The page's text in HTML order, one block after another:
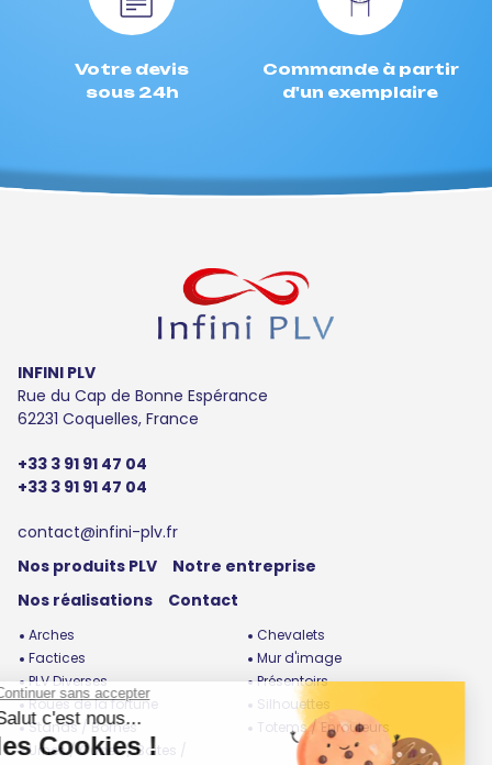
Votre devis
sous 24h
Commande à partir
d'un exemplaire
INFINI PLV
Rue du Cap de Bonne Espérance
62231 Coquelles, France
+33 3 91 91 47 04
+33 3 91 91 47 04
contact@infini-plv.fr
Nos produits PLV
Notre entreprise
Nos réalisations
Contact
Arches
Chevalets
Factices
Mur d'image
PLV Diverses
Présentoirs
Roues de la fortune
Silhouettes
Stands / Bornes
Totems / Enrouleurs
Urnes / Cubes / Boites /